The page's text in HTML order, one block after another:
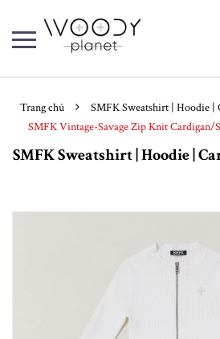
Trang chủ
SMFK Sweatshirt | Hoodie |
SMFK Vintage-Savage Zip Knit Cardigan/
SMFK Sweatshirt | Hoodie |